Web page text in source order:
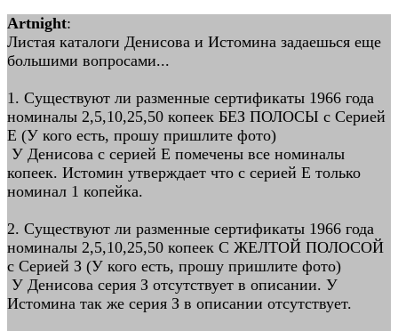
Artnight:
Листая каталоги Денисова и Истомина задаешься еще
большими вопросами...
1. Существуют ли разменные сертификаты 1966 года
номиналы 2,5,10,25,50 копеек БЕЗ ПОЛОСЫ с Серией
Е (У кого есть, прошу пришлите фото)
У Денисова с серией Е помечены все номиналы
копеек. Истомин утверждает что с серией Е только
номинал 1 копейка.
2. Существуют ли разменные сертификаты 1966 года
номиналы 2,5,10,25,50 копеек С ЖЕЛТОЙ ПОЛОСОЙ
с Серией З (У кого есть, прошу пришлите фото)
У Денисова серия З отсутствует в описании. У
Истомина так же серия З в описании отсутствует.